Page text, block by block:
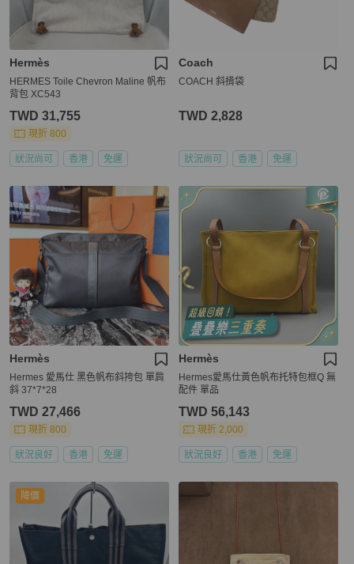
Hermès
HERMES Toile Chevron Maline 帆布
背包 XC543
TWD 31,755
現折 800
狀況尚可 香港 免運
Coach
COACH 斜揹袋
TWD 2,828
狀況尚可 香港 免運
Hermès
Hermes 愛馬仕 黑色帆布斜挎包 單肩
斜 37*7*28
TWD 27,466
現折 800
狀況良好 香港 免運
Hermès
Hermes愛馬仕黃色帆布托特包框Q 無
配件 單品
TWD 56,143
現折 2,000
狀況良好 香港 免運
降價